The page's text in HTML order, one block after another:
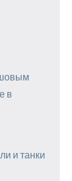
в
и танки